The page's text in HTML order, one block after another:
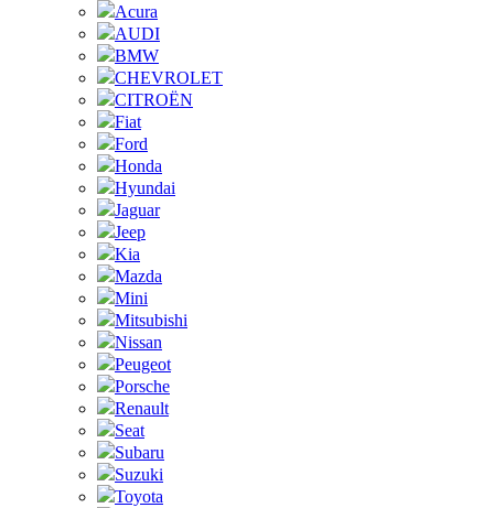
Acura
AUDI
BMW
CHEVROLET
CITROËN
Fiat
Ford
Honda
Hyundai
Jaguar
Jeep
Kia
Mazda
Mini
Mitsubishi
Nissan
Peugeot
Porsche
Renault
Seat
Subaru
Suzuki
Toyota